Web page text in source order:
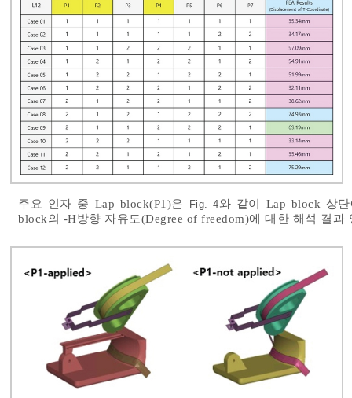
주요 인자 중 Lap block(P1)은 Fig. 4와 같이 Lap block 상
block의 -H방향 자유도(Degree of freedom)에 대한 해석 결